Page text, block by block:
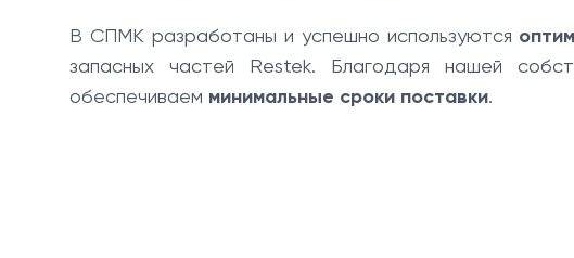
В СПМК разработаны и успешно используются
запасных частей Restek. Благодаря нашей
обеспечиваем минимальные сроки поставки.